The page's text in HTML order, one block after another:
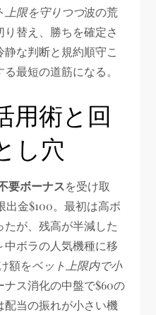
上限を守りつつ波の荒
替え、勝ちを確定さ
な判断と規約順守こ
最短の道筋になる。
用術と回
し穴
要ボーナスを受け取
出金$100。最初は高ボ
が、残高が半減した
中ボラの人気機種に移
額をベット上限内で小
ナス消化の中盤で$60の
当の振れが小さい機